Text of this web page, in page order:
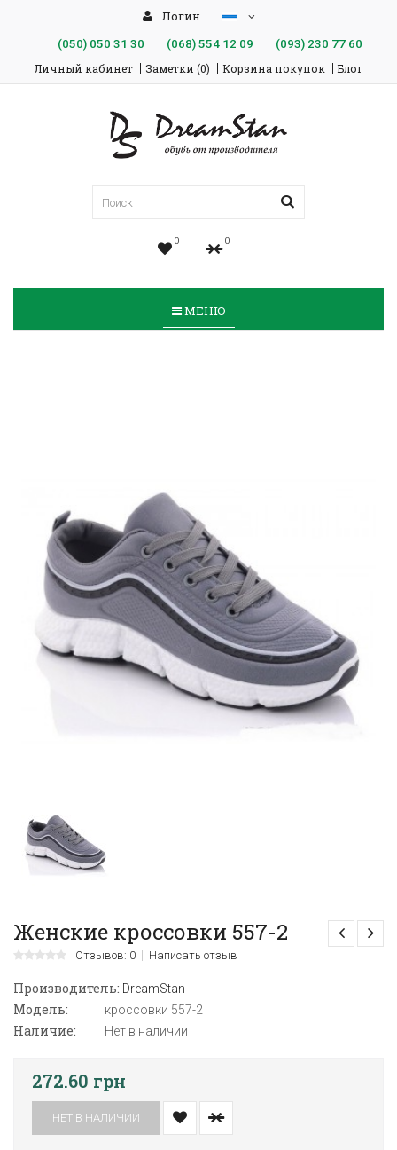
Логин
(050)050 31 30 (068)554 12 09 (093)230 77 60
Личный кабинет Заметки (0) Корзина покупок Блог
0 0
МЕНЮ
Женские кроссовки 557-2
Отзывов: 0 Написать отзыв
Производитель: DreamStan
Модель: кроссовки 557-2
Наличие: Нет в наличии
272.60 грн
НЕТ В НАЛИЧИИ